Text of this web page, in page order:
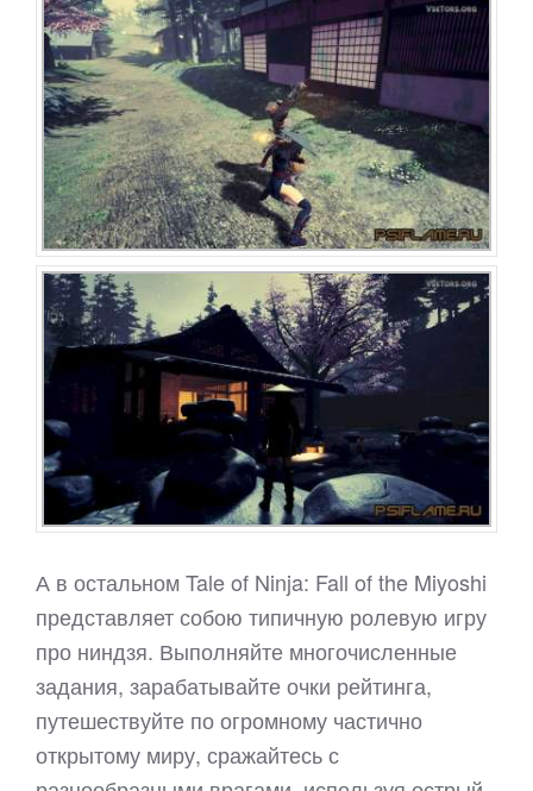
А в остальном Tale of Ninja: Fall of the Miyoshi
представляет собою типичную ролевую игру
про ниндзя. Выполняйте многочисленные
задания, зарабатывайте очки рейтинга,
путешествуйте по огромному частично
открытому миру, сражайтесь с